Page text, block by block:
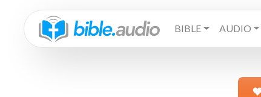
BIBLE AUDIO